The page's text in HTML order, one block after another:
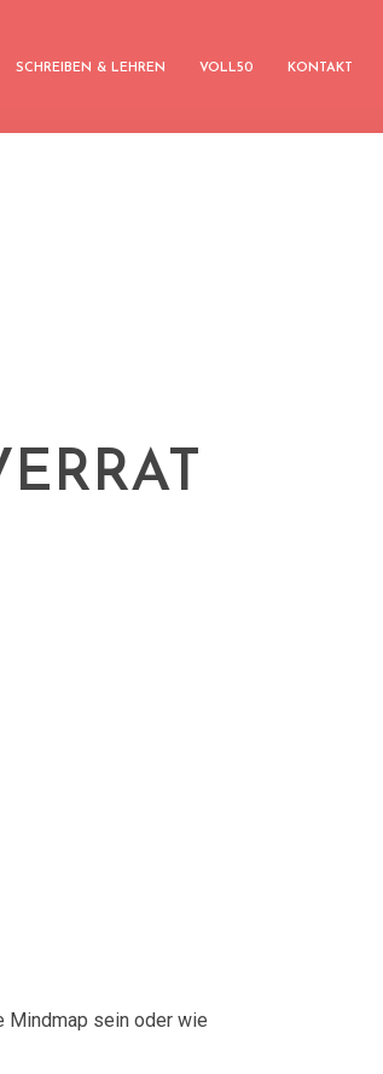
SCHREIBEN & LEHREN VOLL50 KONTAKT
Mindmap sein oder wie